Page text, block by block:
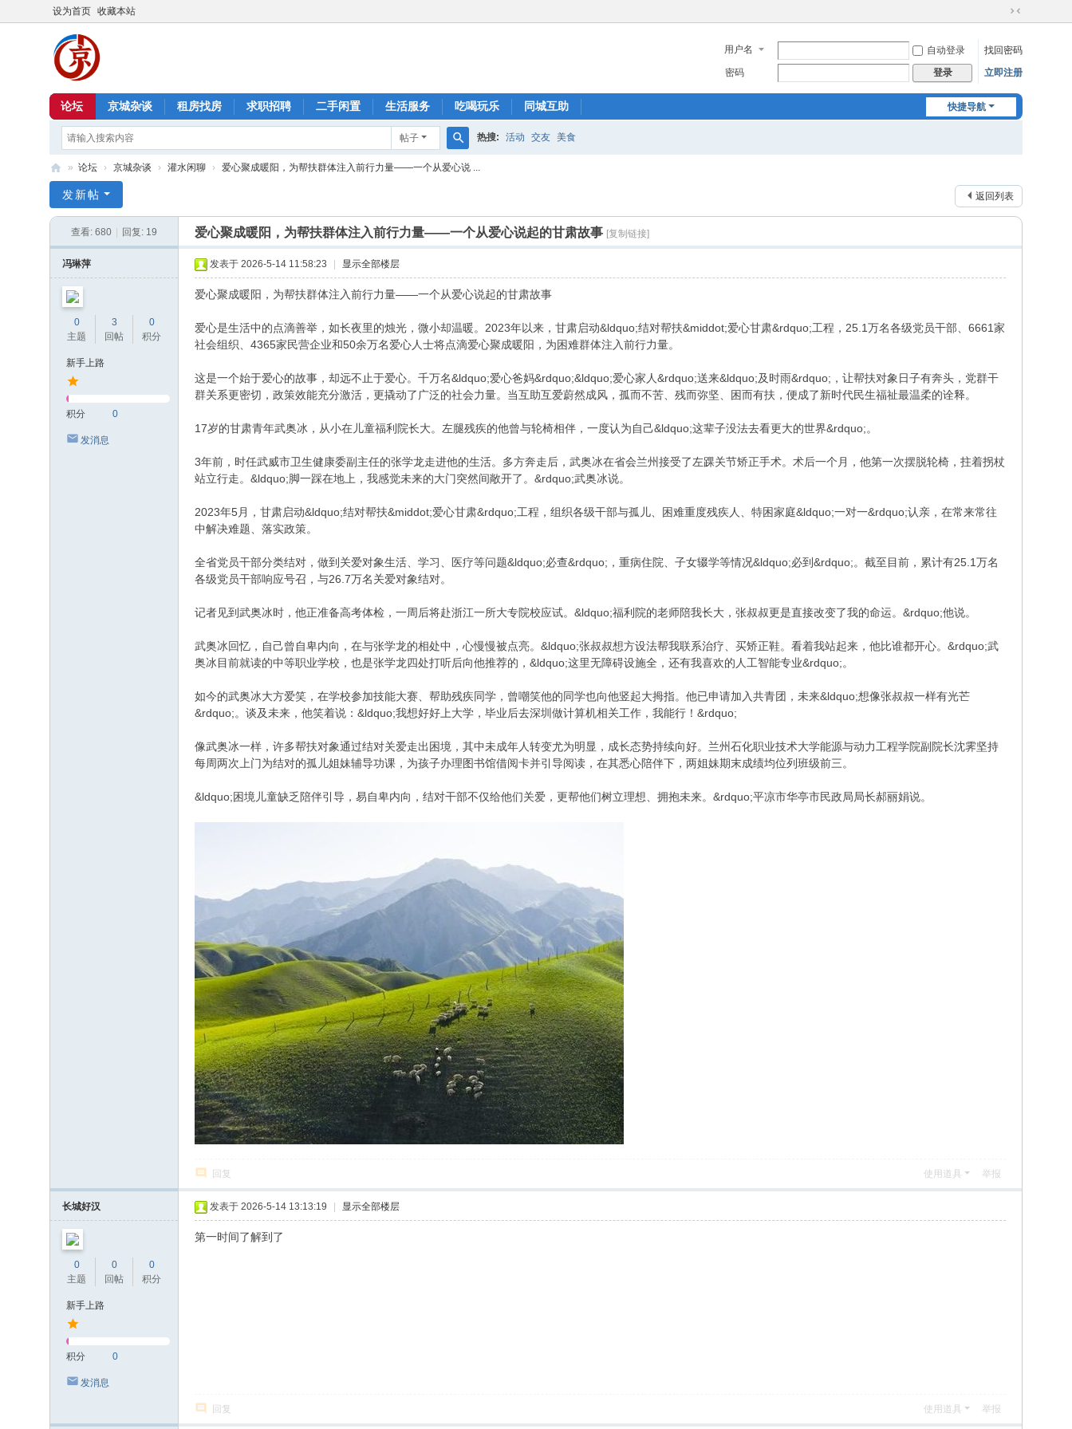
设为首页 收藏本站
切
到
窄
用户名 自动登录
找回密码
密码
登录 立即注册
快捷导航
论坛 京城杂谈 租房找房 求职招聘 二手闲置 生活服务 吃喝玩乐 同城互助
帖子
搜
热搜: 活动 交友 美食
京
» 论坛 › 京城杂谈 › 灌水闲聊 › 爱心聚成暖阳，为帮扶群体注入前行力量——一个从爱心说 ...
返回列表
发新帖
查看: 680 回复: 19 爱心聚成暖阳，为帮扶群体注入前行力量——一个从爱心说起的甘肃故事 [复制链接]
冯琳萍
0
主题
3
回帖
0
积分
新手上路
积分 0
发消息
发表于 2026-5-14 11:58:23 显示全部楼层
爱心聚成暖阳，为帮扶群体注入前行力量——一个从爱心说起的甘肃故事
爱心是生活中的点滴善举，如长夜里的烛光，微小却温暖。2023年以来，甘肃启动&ldquo;结对帮扶&middot;爱心甘肃&rdquo;工程，25.1万名各级党员干部、6661家
社会组织、4365家民营企业和50余万名爱心人士将点滴爱心聚成暖阳，为困难群体注入前行力量。
这是一个始于爱心的故事，却远不止于爱心。千万名&ldquo;爱心爸妈&rdquo;&ldquo;爱心家人&rdquo;送来&ldquo;及时雨&rdquo;，让帮扶对象日子有奔头，党群干
群关系更密切，政策效能充分激活，更撬动了广泛的社会力量。当互助互爱蔚然成风，孤而不苦、残而弥坚、困而有扶，便成了新时代民生福祉最温柔的诠释。
17岁的甘肃青年武奥冰，从小在儿童福利院长大。左腿残疾的他曾与轮椅相伴，一度认为自己&ldquo;这辈子没法去看更大的世界&rdquo;。
3年前，时任武威市卫生健康委副主任的张学龙走进他的生活。多方奔走后，武奥冰在省会兰州接受了左踝关节矫正手术。术后一个月，他第一次摆脱轮椅，拄着拐杖
站立行走。&ldquo;脚一踩在地上，我感觉未来的大门突然间敞开了。&rdquo;武奥冰说。
2023年5月，甘肃启动&ldquo;结对帮扶&middot;爱心甘肃&rdquo;工程，组织各级干部与孤儿、困难重度残疾人、特困家庭&ldquo;一对一&rdquo;认亲，在常来常往
中解决难题、落实政策。
全省党员干部分类结对，做到关爱对象生活、学习、医疗等问题&ldquo;必查&rdquo;，重病住院、子女辍学等情况&ldquo;必到&rdquo;。截至目前，累计有25.1万名
各级党员干部响应号召，与26.7万名关爱对象结对。
记者见到武奥冰时，他正准备高考体检，一周后将赴浙江一所大专院校应试。&ldquo;福利院的老师陪我长大，张叔叔更是直接改变了我的命运。&rdquo;他说。
武奥冰回忆，自己曾自卑内向，在与张学龙的相处中，心慢慢被点亮。&ldquo;张叔叔想方设法帮我联系治疗、买矫正鞋。看着我站起来，他比谁都开心。&rdquo;武
奥冰目前就读的中等职业学校，也是张学龙四处打听后向他推荐的，&ldquo;这里无障碍设施全，还有我喜欢的人工智能专业&rdquo;。
如今的武奥冰大方爱笑，在学校参加技能大赛、帮助残疾同学，曾嘲笑他的同学也向他竖起大拇指。他已申请加入共青团，未来&ldquo;想像张叔叔一样有光芒
&rdquo;。谈及未来，他笑着说：&ldquo;我想好好上大学，毕业后去深圳做计算机相关工作，我能行！&rdquo;
像武奥冰一样，许多帮扶对象通过结对关爱走出困境，其中未成年人转变尤为明显，成长态势持续向好。兰州石化职业技术大学能源与动力工程学院副院长沈霁坚持
每周两次上门为结对的孤儿姐妹辅导功课，为孩子办理图书馆借阅卡并引导阅读，在其悉心陪伴下，两姐妹期末成绩均位列班级前三。
&ldquo;困境儿童缺乏陪伴引导，易自卑内向，结对干部不仅给他们关爱，更帮他们树立理想、拥抱未来。&rdquo;平凉市华亭市民政局局长郝丽娟说。
回复 使用道具 举报
长城好汉
0
主题
0
回帖
0
积分
新手上路
积分 0
发消息
发表于 2026-5-14 13:13:19 显示全部楼层
第一时间了解到了
回复 使用道具 举报